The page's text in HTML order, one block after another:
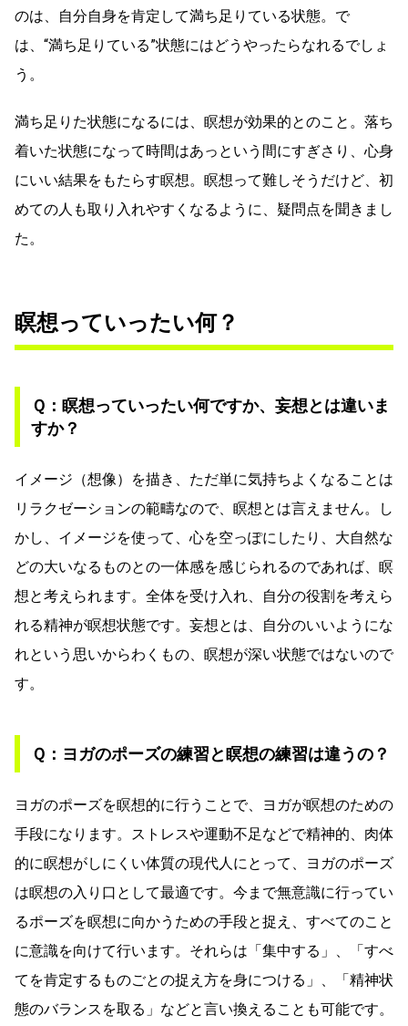
のは、自分自身を肯定して満ち足りている状態。で
は、“満ち足りている”状態にはどうやったらなれるでしょ
う。
満ち足りた状態になるには、瞑想が効果的とのこと。落ち
着いた状態になって時間はあっという間にすぎさり、心身
にいい結果をもたらす瞑想。瞑想って難しそうだけど、初
めての人も取り入れやすくなるように、疑問点を聞きまし
た。
瞑想っていったい何？
Ｑ：瞑想っていったい何ですか、妄想とは違いま
すか？
イメージ（想像）を描き、ただ単に気持ちよくなることは
リラクゼーションの範疇なので、瞑想とは言えません。し
かし、イメージを使って、心を空っぽにしたり、大自然な
どの大いなるものとの一体感を感じられるのであれば、瞑
想と考えられます。全体を受け入れ、自分の役割を考えら
れる精神が瞑想状態です。妄想とは、自分のいいようにな
れという思いからわくもの、瞑想が深い状態ではないので
す。
Ｑ：ヨガのポーズの練習と瞑想の練習は違うの？
ヨガのポーズを瞑想的に行うことで、ヨガが瞑想のための
手段になります。ストレスや運動不足などで精神的、肉体
的に瞑想がしにくい体質の現代人にとって、ヨガのポーズ
は瞑想の入り口として最適です。今まで無意識に行ってい
るポーズを瞑想に向かうための手段と捉え、すべてのこと
に意識を向けて行います。それらは「集中する」、「すべ
てを肯定するものごとの捉え方を身につける」、「精神状
態のバランスを取る」などと言い換えることも可能です。